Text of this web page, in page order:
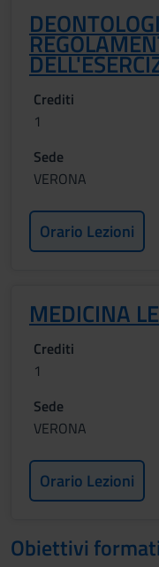
Crediti
1
Sede
VERONA
Orario Lezioni
MEDICINA
Crediti
1
Sede
VERONA
Orario Lezioni
Obiettivi